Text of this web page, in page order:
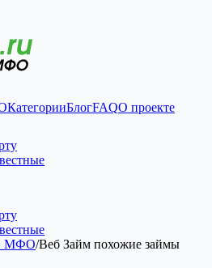
КатегорииБлогFAQО проекте
МФО/Веб Займ похожие займы